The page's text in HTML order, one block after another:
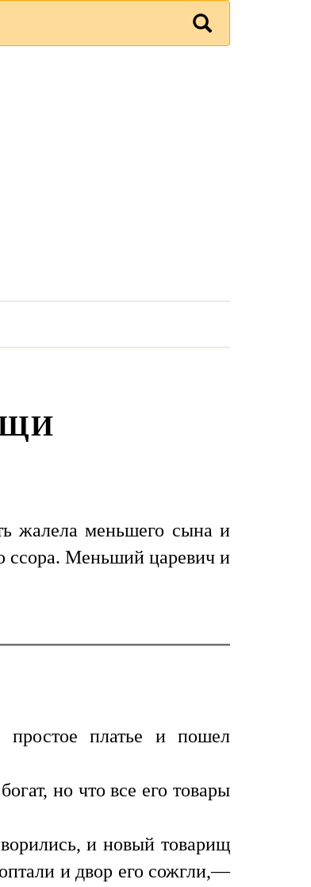
жалела меньшего сына и
ссора. Меньший царевич и
платье и пошел
но что все его товары
и новый товарищ
и двор его сожгли,—